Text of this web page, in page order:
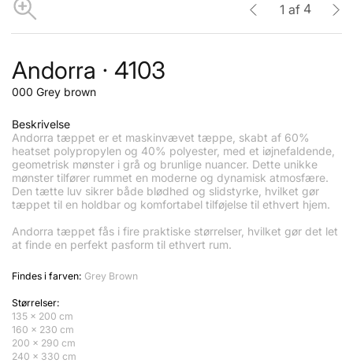
1 af 4
Andorra · 4103
000 Grey brown
Beskrivelse
Andorra tæppet er et maskinvævet tæppe, skabt af 60%
heatset polypropylen og 40% polyester, med et iøjnefaldende,
geometrisk mønster i grå og brunlige nuancer. Dette unikke
mønster tilfører rummet en moderne og dynamisk atmosfære.
Den tætte luv sikrer både blødhed og slidstyrke, hvilket gør
tæppet til en holdbar og komfortabel tilføjelse til ethvert hjem.
Andorra tæppet fås i fire praktiske størrelser, hvilket gør det let
at finde en perfekt pasform til ethvert rum.
Findes i farven: Grey Brown
Størrelser:
135 x 200 cm
160 x 230 cm
200 x 290 cm
240 x 330 cm